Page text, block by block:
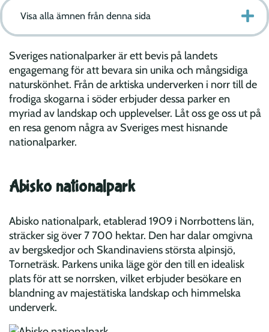
Visa alla ämnen från denna sida
Sveriges nationalparker är ett bevis på landets
engagemang för att bevara sin unika och mångsidiga
naturskönhet. Från de arktiska underverken i norr till de
frodiga skogarna i söder erbjuder dessa parker en
myriad av landskap och upplevelser. Låt oss ge oss ut på
en resa genom några av Sveriges mest hisnande
nationalparker.
Abisko nationalpark
Abisko nationalpark, etablerad 1909 i Norrbottens län,
sträcker sig över 7 700 hektar. Den har dalar omgivna
av bergskedjor och Skandinaviens största alpinsjö,
Torneträsk. Parkens unika läge gör den till en idealisk
plats för att se norrsken, vilket erbjuder besökare en
blandning av majestätiska landskap och himmelska
underverk.